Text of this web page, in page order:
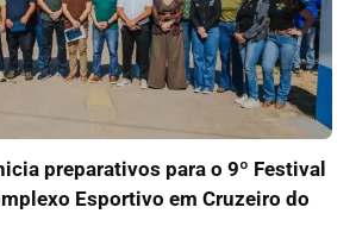
preparativos para o 9º Festival
Esportivo em Cruzeiro do